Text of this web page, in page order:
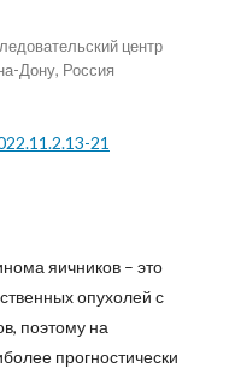
центр
Дону, Россия
21
яичников – это
опухолей с
поэтому на
прогностически